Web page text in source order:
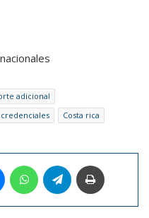
adicional
Costa rica
MessengerWhatsAppTelegram